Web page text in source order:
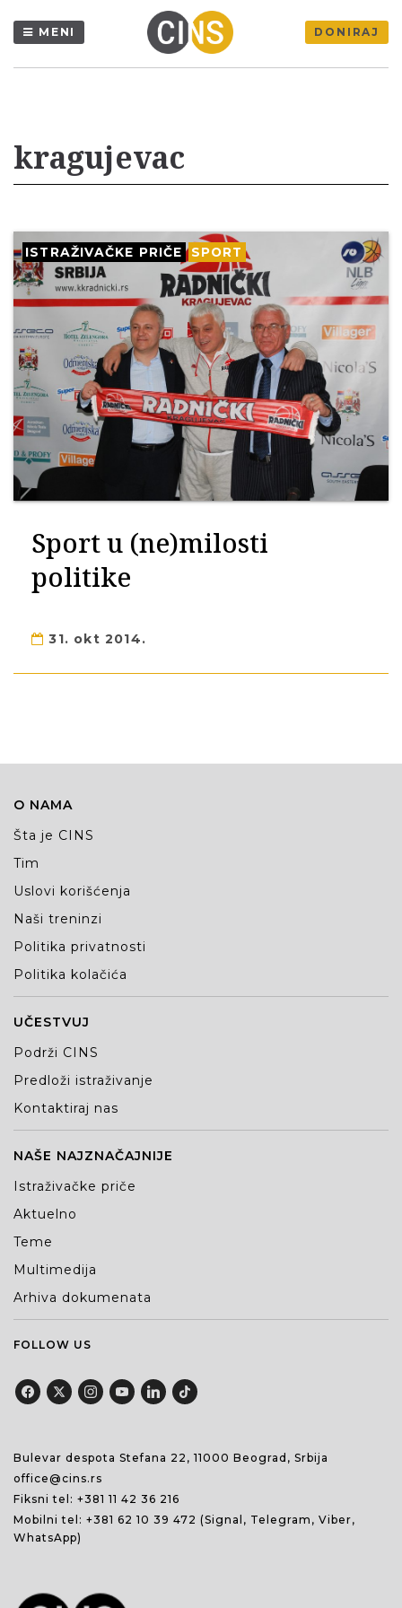
MENI DONIRAJ
kragujevac
ISTRAŽIVAČKE PRIČE SPORT
Sport u (ne)milosti
politike
31. okt 2014.
O NAMA
Šta je CINS
Tim
Uslovi korišćenja
Naši treninzi
Politika privatnosti
Politika kolačića
UČESTVUJ
Podrži CINS
Predloži istraživanje
Kontaktiraj nas
NAŠE NAJZNAČAJNIJE
Istraživačke priče
Aktuelno
Teme
Multimedija
Arhiva dokumenata
FOLLOW US
Bulevar despota Stefana 22, 11000 Beograd, Srbija
office@cins.rs
Fiksni tel: +381 11 42 36 216
Mobilni tel: +381 62 10 39 472 (Signal, Telegram, Viber,
WhatsApp)